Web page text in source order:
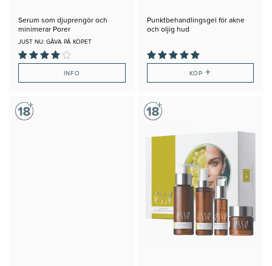
Serum som djuprengör och
minimerar Porer
JUST NU: GÅVA PÅ KÖPET
INFO
Punktbehandlingsgel för akne
och oljig hud
KÖP +